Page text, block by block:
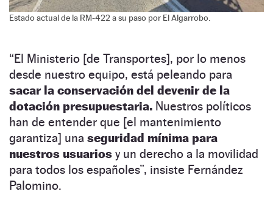
Estado actual de la RM-422 a su paso por El Algarrobo.
“El Ministerio [de Transportes], por lo menos
desde nuestro equipo, está peleando para
sacar la conservación del devenir de la
dotación presupuestaria. Nuestros políticos
han de entender que [el mantenimiento
garantiza] una seguridad mínima para
nuestros usuarios y un derecho a la movilidad
para todos los españoles”, insiste Fernández
Palomino.